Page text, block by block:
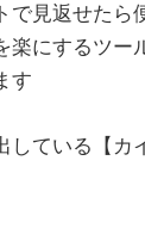
で見返せたら
楽にするツー
す
している【カ